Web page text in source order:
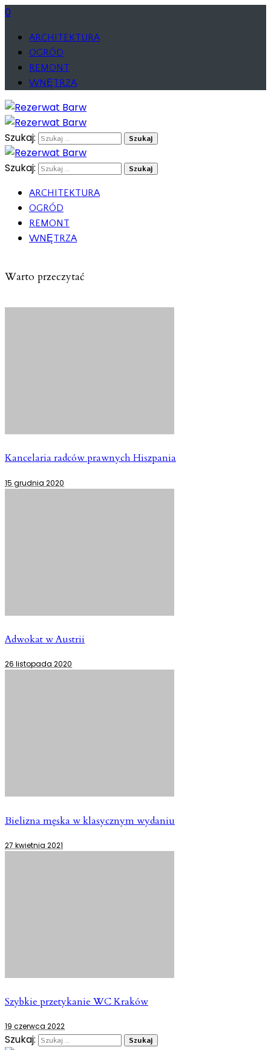
0
ARCHITEKTURA
OGRÓD
REMONT
WNĘTRZA
Szukaj:
Szukaj:
ARCHITEKTURA
OGRÓD
REMONT
WNĘTRZA
Warto przeczytać
Kancelaria radców prawnych Hiszpania
15 grudnia 2020
Adwokat w Austrii
26 listopada 2020
Bielizna męska w klasycznym wydaniu
27 kwietnia 2021
Szybkie przetykanie WC Kraków
19 czerwca 2022
Szukaj: